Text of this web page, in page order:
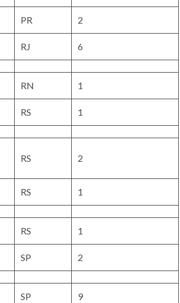
PR 2
RJ 6
RN 1
RS 1
RS 2
RS 1
RS 1
SP 2
SP 9